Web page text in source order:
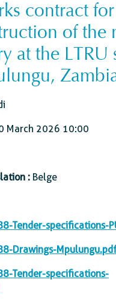
contract for
of the
at the LTRU
March 2026 10:00
: Belge
Tender-specifications-
Drawings-
Tender-specifications-